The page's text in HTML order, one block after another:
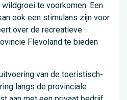
te voorkomen. Een
ook een stimulans zijn voor
over de recreatieve
Flevoland te bieden
van de toeristisch-
langs de provinciale